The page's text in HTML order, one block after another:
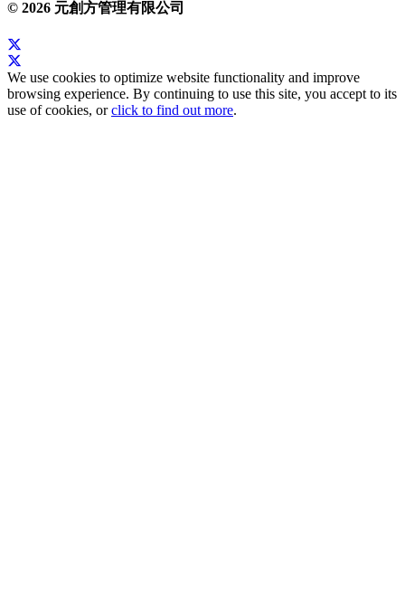
© 2026 元創方管理有限公司
We use cookies to optimize website functionality and improve
browsing experience. By continuing to use this site, you accept to its
use of cookies, orclick to find out more.